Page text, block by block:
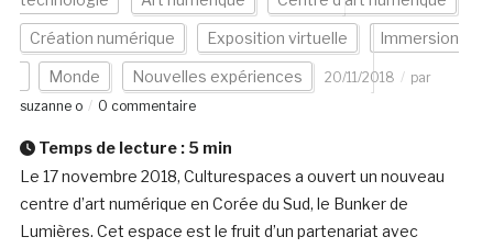
Création numérique Exposition virtuelle Immersion
Monde Nouvelles expériences 20/11/2018
par
suzanne o
0 commentaire
Temps de lecture : 5 min
Le 17 novembre 2018, Culturespaces a ouvert un nouveau
centre d’art numérique en Corée du Sud, le Bunker de
Lumières. Cet espace est le fruit d’un partenariat avec